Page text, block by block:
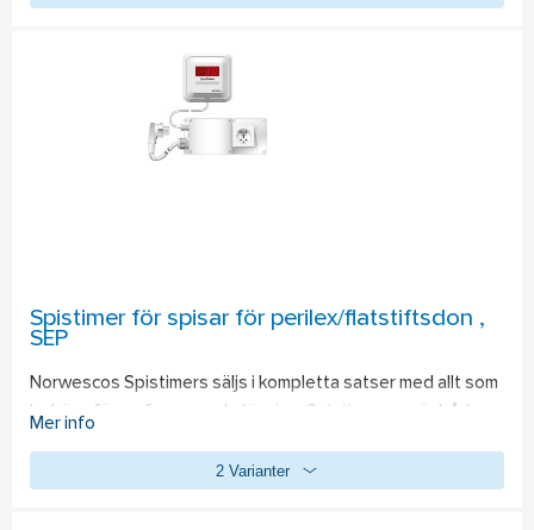
Spistimer för spisar för perilex/flatstiftsdon ,
SEP
Norwescos Spistimers säljs i kompletta satser med allt som
behövs för en fungerande lösning. Spistimerarna är både
spistimern startats/aktiverats så fungerar spisen precis
Mer info
2 Varianter